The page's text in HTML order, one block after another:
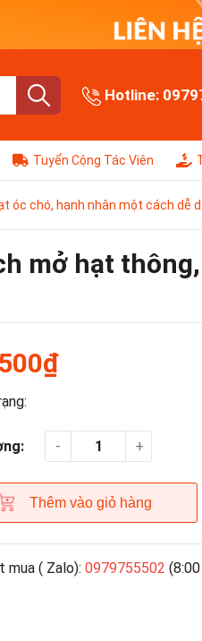
Hotline:
Tuyển Cộng Tác Viên
óc chó, hạnh nhân một cách dễ
mở hạt
- +
Thêm vào giỏ hàng
mua ( Zalo): 0979755502